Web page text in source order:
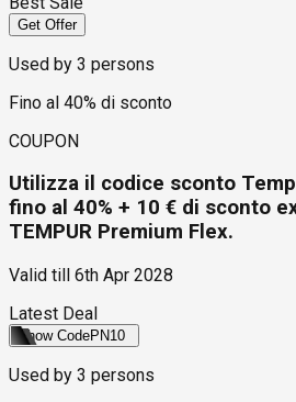
Get Offer
Used by 3 persons
Fino al 40% di sconto
COUPON
Utilizza il codice sconto
fino al 40% + 10 € di sconto
TEMPUR Premium Flex.
Valid till
6th Apr 2028
Latest Deal
Show CodePN10
Used by 3 persons